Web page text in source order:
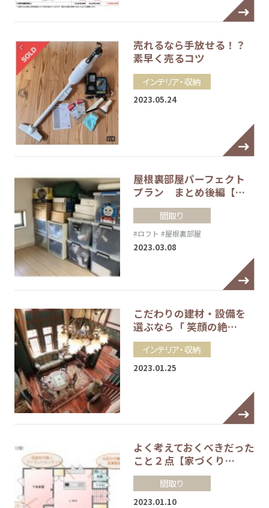
売れるなら手放せる！？
素早く売るコツ
インテリア・収納
2023.05.24
屋根裏部屋パーフェクト
プラン まとめ後編【…
間取り
#ロフト #屋根裏部屋
2023.03.08
こだわりの建材・設備を
選ぶなら「 笑顔の絶…
インテリア・収納
2023.01.25
よく考えておくべきだった
こと２点【家づくり…
間取り
2023.01.10